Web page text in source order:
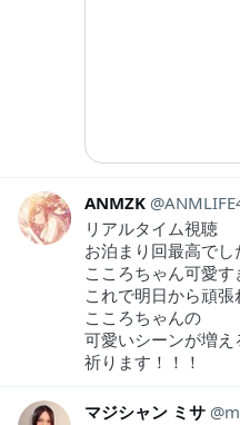
ANMZK
リアルタイム視聴
お泊まり回最高でし
こころちゃん可愛す
これで明日から頑張
こころちゃんの
可愛いシーンが増え
祈ります！！！
マジシャン ミサ